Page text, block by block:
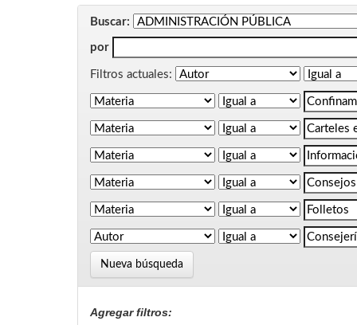
Buscar:
por
Filtros actuales:
Nueva búsqueda
Agregar filtros: